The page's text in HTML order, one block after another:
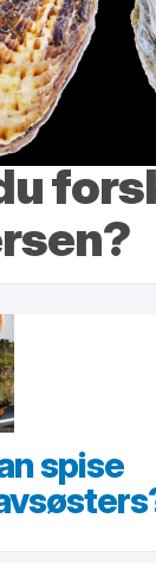
spise